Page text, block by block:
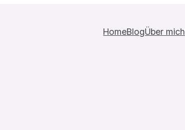
HomeBlogÜber mich